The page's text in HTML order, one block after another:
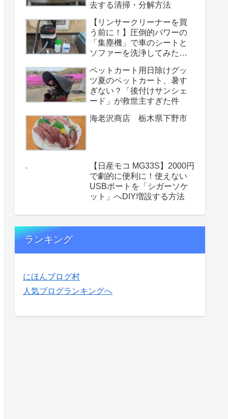
去する清掃・分解方法
【リンサークリーナーを買
う前に！】圧倒的パワーの
「集塵機」で車のシートと
ソファーを洗浄してみた
ペットカート用日除けグッ
ツ夏のペットカート、暑す
ぎない？「後付けサンシェ
ード」が救世主すぎた件
海老沢商店 栃木県下野市
【日産モコ MG33S】2000円
で劇的に便利に！使えない
USBポートを「シガーソケ
ット」へDIY増設する方法
ランキング
にほんブログ村
人気ブログランキングへ